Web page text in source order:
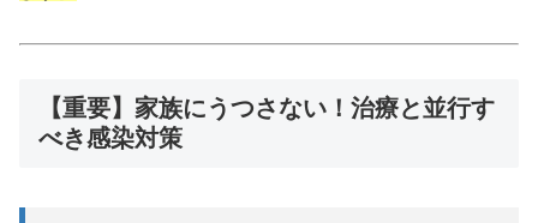
【重要】家族にうつさない！治療と並行す
べき感染対策